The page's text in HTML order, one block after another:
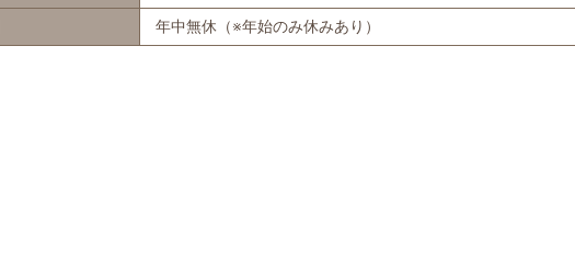
年中無休（※年始のみ休みあり）